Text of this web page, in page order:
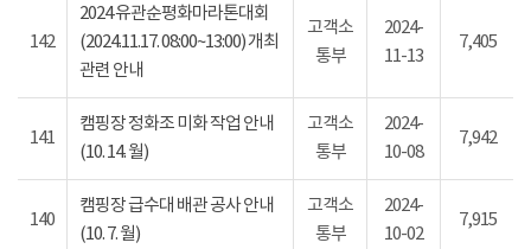
142
2024 유관순평화마라톤대회
(2024.11.17. 08:00~13:00) 개최
관련 안내
고객소
통부
2024-
11-13
7,405
141
캠핑장 정화조 미화 작업 안내
(10. 14. 월)
고객소
통부
2024-
10-08
7,942
140
캠핑장 급수대 배관 공사 안내
(10. 7. 월)
고객소
통부
2024-
10-02
7,915